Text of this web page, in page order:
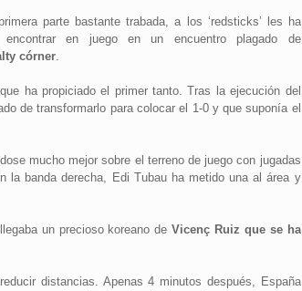
parte bastante trabada, a los ‘redsticks’ les ha
encontrar en juego en un encuentro plagado de
córner.
ha propiciado el primer tanto. Tras la ejecución del
de transformarlo para colocar el 1-0 y que suponía el
mucho mejor sobre el terreno de juego con jugadas
la banda derecha, Edi Tubau ha metido una al área y
un precioso koreano deVicenç Ruiz que se ha
distancias. Apenas 4 minutos después, España